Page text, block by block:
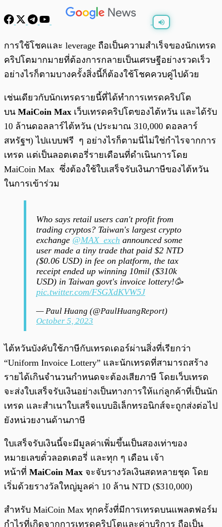
พร้อมเล่น /0:00
การใช้โชคและ leverage ถือเป็นความสำเร็จของนักเทรด
คริปโตมากมายที่ต้องการกลายเป็นเศรษฐีอย่างรวดเร็ว
อย่างไรก็ตามบางครั้งสิ่งนี้ก็ต้องใช้โชคควบคู่ไปด้วย
เช่นเดียวกับนักเทรดรายนี้ที่ได้ทำการเทรดคริปโต
บน MaiCoin Max เว็บเทรดคริปโตของไต้หวัน และได้รับ
10 ล้านดอลลาร์ไต้หวัน (ประมาณ 310,000 ดอลลาร์
สหรัฐฯ) ไปแบบฟรี ๆ อย่างไรก็ตามนี่ไม่ใช่กำไรจากการ
เทรด แต่เป็นลอตเตอรี่รายเดือนที่ดำเนินการโดย
MaiCoin Max ซึ่งต้องใช้ใบเสร็จรับเงินภาษีของไต้หวัน
ในการเข้าร่วม
Who says retail users can't profit from
trading cryptos? Taiwan's largest crypto
exchange @MAX_exch announced some
user made a tiny trade that paid $2 NTD
($0.06 USD) in fee on platform, the tax
receipt ended up winning 10mil ($310k
USD) in Taiwan govt's invoice lottery!🥳
pic.twitter.com/FSGXdKVW5J
— Paul Huang (@PaulHuangReport)
October 5, 2023
ไต้หวันบังคับใช้ภาษีกับเทรดเดอร์ผ่านสิ่งที่เรียกว่า
“Uniform Invoice Lottery” และนักเทรดที่สามารถสร้าง
รายได้เกินจำนวนกำหนดจะต้องเสียภาษี โดยเว็บเทรด
จะส่งใบเสร็จรับเงินอย่างเป็นทางการให้แก่ลูกค้าที่เป็นนัก
เทรด และสำเนาใบเสร็จแบบอิเล็กทรอนิกส์จะถูกส่งต่อไป
ยังหน่วยงานด้านภาษี
ใบเสร็จรับเงินนี้จะมีมูลค่าเพิ่มขึ้นเป็นสองเท่าของ
หมายเลขตั๋วลอตเตอรี่ และทุก ๆ เดือน เจ้า
หน้าที่ MaiCoin Max จะจับรางวัลเงินสดหลายชุด โดย
เริ่มด้วยรางวัลใหญ่มูลค่า 10 ล้าน NTD ($310,000)
สำหรับ MaiCoin Max ทุกครั้งที่มีการเทรดบนแพลตฟอร์ม
กำไรที่เกิดจากการเทรดคริปโตและค่าบริการ ถือเป็น